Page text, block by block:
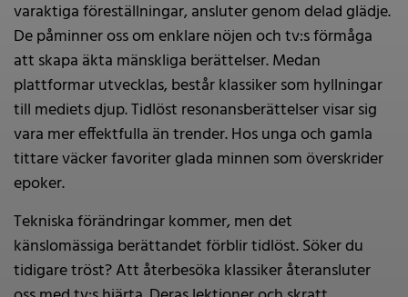
varaktiga föreställningar, ansluter genom delad glädje.
De påminner oss om enklare nöjen och tv:s förmåga
att skapa äkta mänskliga berättelser. Medan
plattformar utvecklas, består klassiker som hyllningar
till mediets djup. Tidlöst resonansberättelser visar sig
vara mer effektfulla än trender. Hos unga och gamla
tittare väcker favoriter glada minnen som överskrider
epoker.
Tekniska förändringar kommer, men det
känslomässiga berättandet förblir tidlöst. Söker du
tidigare tröst? Att återbesöka klassiker återansluter